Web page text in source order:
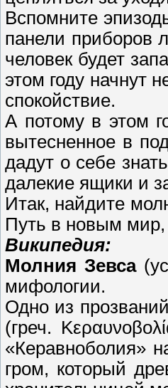
Вспомните
панели приборов
человек будет
этом году начнут
спокойствие.
А потому в этом
вытесненное в
дадут о себе
далекие ящики и
Итак, найдите
Путь в новым мир,
Википедия:
Молния Зевса
мифологии.
Одно из
(греч.
«Керавноболия»
гром, который